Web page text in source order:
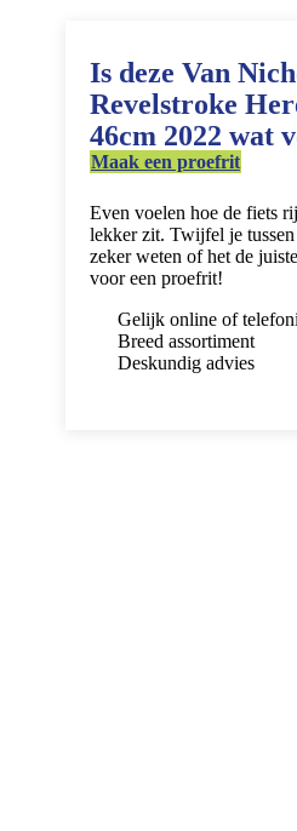
Is deze Van
Revelstroke
46cm 2022 wat
Maak een proefrit
Even voelen hoe de fiets
lekker zit. Twijfel je
zeker weten of het de
voor een proefrit!
Gelijk online of
Breed assortiment
Deskundig advies